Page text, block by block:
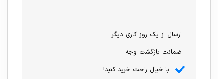
ارسال از یک روز کاری دیگر
ضمانت بازگشت وجه
با خیال راحت خرید کنید!